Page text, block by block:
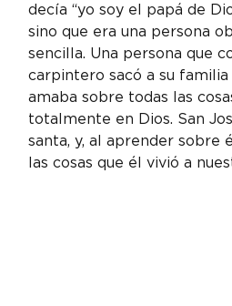
decía “yo soy el papá de
sino que era una persona
sencilla. Una persona que
carpintero sacó a su familia
amaba sobre todas las
totalmente en Dios. San
santa, y, al aprender sobre
las cosas que él vivió a